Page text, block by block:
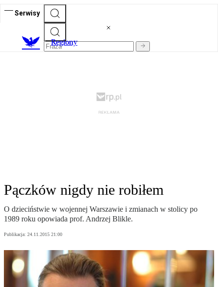
Serwisy
Regiony
Pączków nigdy nie robiłem
O dzieciństwie w wojennej Warszawie i zmianach w stolicy po
1989 roku opowiada prof. Andrzej Blikle.
Publikacja: 24.11.2015 21:00